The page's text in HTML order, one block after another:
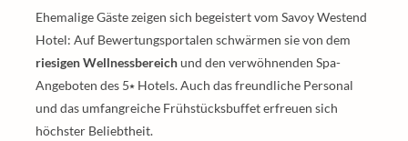
Ehemalige Gäste zeigen sich begeistert vom Savoy Westend
Hotel: Auf Bewertungsportalen schwärmen sie von dem
riesigen Wellnessbereichund den verwöhnenden Spa-
Angeboten des 5⭑ Hotels. Auch das freundliche Personal
und das umfangreiche Frühstücksbuffet erfreuen sich
höchster Beliebtheit.